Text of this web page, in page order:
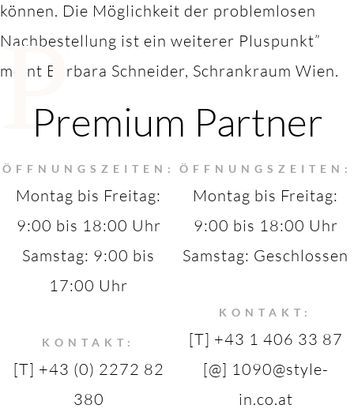
können. Die Möglichkeit der problemlosen
Nachbestellung ist ein weiterer Pluspunkt”
meint Barbara Schneider, Schrankraum Wien.
PPremium Partner
ÖFFNUNGSZEITEN:
Montag bis Freitag:
9:00 bis 18:00 Uhr
Samstag: 9:00 bis
17:00 Uhr
KONTAKT:
[T] +43 (0) 2272 82
380
ÖFFNUNGSZEITEN:
Montag bis Freitag:
9:00 bis 18:00 Uhr
Samstag: Geschlossen
KONTAKT:
[T] +43 1 406 33 87
[@] 1090@style-
in.co.at